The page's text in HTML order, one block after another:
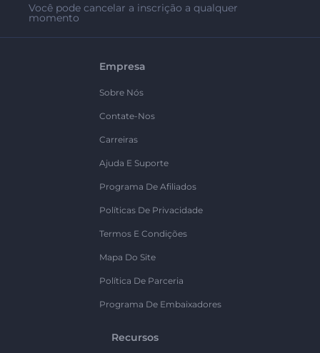
Você pode cancelar a inscrição a qualquer
momento
Empresa
Sobre Nós
Contate-Nos
Carreiras
Ajuda E Suporte
Programa De Afiliados
Políticas De Privacidade
Termos E Condições
Mapa Do Site
Política De Parceria
Programa De Embaixadores
Recursos